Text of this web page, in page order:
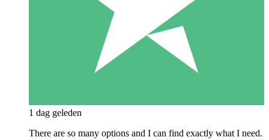
1 dag geleden
There are so many options and I can find exactly what I need.